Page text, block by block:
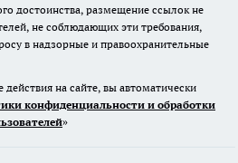
достоинства, размещение ссылок не
не соблюдающих эти требования,
в надзорные и правоохранительные
на сайте, вы автоматически
конфиденциальности и обработки
»